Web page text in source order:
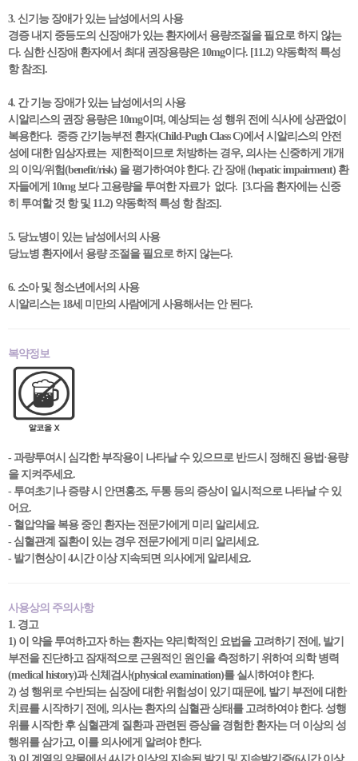
3. 신기능 장애가 있는 남성에서의 사용
경증 내지 중등도의 신장애가 있는 환자에서 용량조절을 필요로 하지 않는
다. 심한 신장애 환자에서 최대 권장용량은 10mg이다. [11.2) 약동학적 특성
항 참조].
4. 간 기능 장애가 있는 남성에서의 사용
시알리스의 권장 용량은 10mg이며, 예상되는 성 행위 전에 식사에 상관없이
복용한다. 중증 간기능부전 환자(Child-Pugh Class C)에서 시알리스의 안전
성에 대한 임상자료는 제한적이므로 처방하는 경우, 의사는 신중하게 개개
의 이익/위험(benefit/risk) 을 평가하여야 한다. 간 장애 (hepatic impairment) 환
자들에게 10mg 보다 고용량을 투여한 자료가 없다. [3.다음 환자에는 신중
히 투여할 것 항 및 11.2) 약동학적 특성 항 참조].
5. 당뇨병이 있는 남성에서의 사용
당뇨병 환자에서 용량 조절을 필요로 하지 않는다.
6. 소아 및 청소년에서의 사용
시알리스는 18세 미만의 사람에게 사용해서는 안 된다.
복약정보
- 과량투여시 심각한 부작용이 나타날 수 있으므로 반드시 정해진 용법·용량
을 지켜주세요.
- 투여초기나 증량 시 안면홍조, 두통 등의 증상이 일시적으로 나타날 수 있
어요.
- 혈압약을 복용 중인 환자는 전문가에게 미리 알리세요.
- 심혈관계 질환이 있는 경우 전문가에게 미리 알리세요.
- 발기현상이 4시간 이상 지속되면 의사에게 알리세요.
사용상의 주의사항
1. 경고
1) 이 약을 투여하고자 하는 환자는 약리학적인 요법을 고려하기 전에, 발기
부전을 진단하고 잠재적으로 근원적인 원인을 측정하기 위하여 의학 병력
(medical history)과 신체검사(physical examination)를 실시하여야 한다.
2) 성 행위로 수반되는 심장에 대한 위험성이 있기 때문에, 발기 부전에 대한
치료를 시작하기 전에, 의사는 환자의 심혈관 상태를 고려하여야 한다. 성행
위를 시작한 후 심혈관계 질환과 관련된 증상을 경험한 환자는 더 이상의 성
행위를 삼가고, 이를 의사에게 알려야 한다.